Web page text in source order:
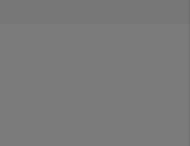
Sem Glúten 250ml